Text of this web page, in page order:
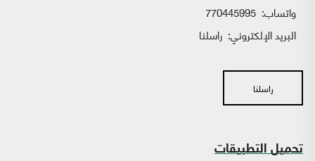
واتساب:
البريد الإلكتروني: راسلنا
راسلنا
تحميل التطبيقات